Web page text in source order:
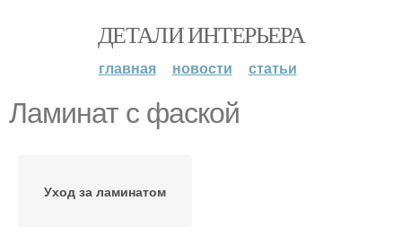
ДЕТАЛИ ИНТЕРЬЕРА
главная новости статьи
Ламинат с фаской
Уход за ламинатом